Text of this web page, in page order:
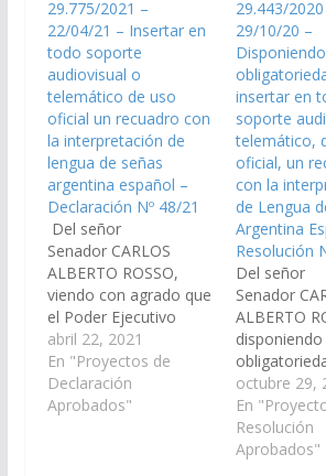
29.775/2021 –
22/04/21 – Insertar en
todo soporte
audiovisual o
telemático de uso
oficial un recuadro con
la interpretación de
lengua de señas
argentina español –
Declaración Nº 48/21
Del señor
Senador CARLOS
ALBERTO ROSSO,
viendo con agrado que
el Poder Ejecutivo
Provincial disponga la
obligatoriedad de
insertar en todo
soporte audiovisual o
abril 22, 2021
En "Proyectos de
Declaración
Aprobados"
29.443/
29/10/20 –
insertar en
soporte
telemático,
oficial, un
con la
de Lengua
Argentina
Resolución
Del señor
Senador
ALBERTO
disponiendo
insertar en
soporte
telemático,
oficial, un
octubre 29,
En
Resolución
Aprobados"